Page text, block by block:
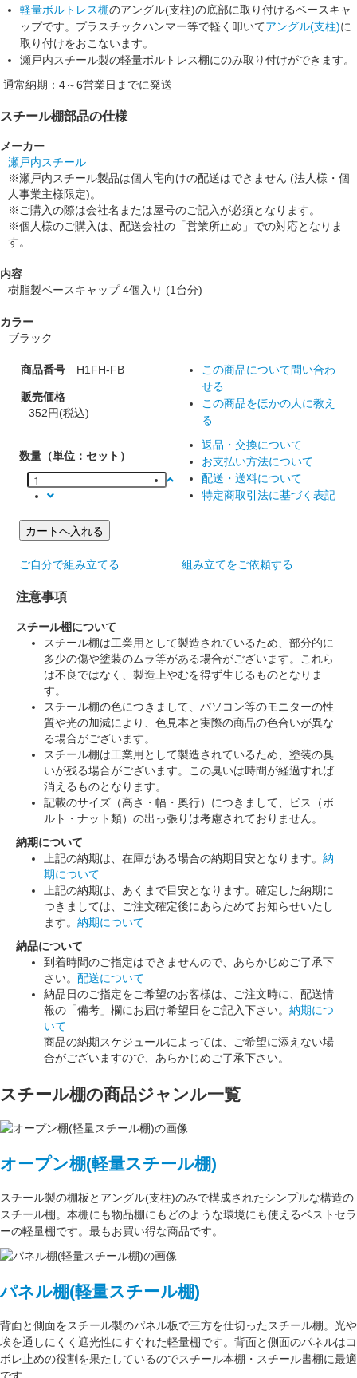
軽量ボルトレス棚のアングル(支柱)の底部に取り付けるベースキャ
ップです。プラスチックハンマー等で軽く叩いてアングル(支柱)に
取り付けをおこないます。
瀬戸内スチール製の軽量ボルトレス棚にのみ取り付けができます。
通常納期：4～6営業日までに発送
スチール棚部品の仕様
メーカー
瀬戸内スチール
※瀬戸内スチール製品は個人宅向けの配送はできません (法人様・個
人事業主様限定)。
※ご購入の際は会社名または屋号のご記入が必須となります。
※個人様のご購入は、配送会社の「営業所止め」での対応となりま
す。
内容
樹脂製ベースキャップ 4個入り (1台分)
カラー
ブラック
商品番号 H1FH-FB
販売価格
352円(税込)
数量（単位：セット）
カートへ入れる
この商品について問い合わ
せる
この商品をほかの人に教え
る
返品・交換について
お支払い方法について
配送・送料について
特定商取引法に基づく表記
ご自分で組み立てる 組み立てをご依頼する
注意事項
スチール棚について
スチール棚は工業用として製造されているため、部分的に
多少の傷や塗装のムラ等がある場合がございます。これら
は不良ではなく、製造上やむを得ず生じるものとなりま
す。
スチール棚の色につきまして、パソコン等のモニターの性
質や光の加減により、色見本と実際の商品の色合いが異な
る場合がございます。
スチール棚は工業用として製造されているため、塗装の臭
いが残る場合がございます。この臭いは時間が経過すれば
消えるものとなります。
記載のサイズ（高さ・幅・奥行）につきまして、ビス（ボ
ルト・ナット類）の出っ張りは考慮されておりません。
納期について
上記の納期は、在庫がある場合の納期目安となります。 納
期について
上記の納期は、あくまで目安となります。確定した納期に
つきましては、ご注文確定後にあらためてお知らせいたし
ます。 納期について
納品について
到着時間のご指定はできませんので、あらかじめご了承下
さい。 配送について
納品日のご指定をご希望のお客様は、ご注文時に、配送情
報の「備考」欄にお届け希望日をご記入下さい。 納期につ
いて
商品の納期スケジュールによっては、ご希望に添えない場
合がございますので、あらかじめご了承下さい。
スチール棚の商品ジャンル一覧
オープン棚(軽量スチール棚)
スチール製の棚板 と アングル(支柱)のみで構成されたシンプルな構造の
スチール棚。本棚にも物品棚にもどのような環境にも使えるベストセラ
ーの軽量棚です。最もお買い得な商品です。
パネル棚(軽量スチール棚)
背面と側面をスチール製のパネル板で三方を仕切った スチール棚。 光や
埃を通しにくく遮光性にすぐれた軽量棚です。背面と側面のパネルはコ
ボレ止めの役割を果たしているのでスチール本棚・スチール書棚に最適